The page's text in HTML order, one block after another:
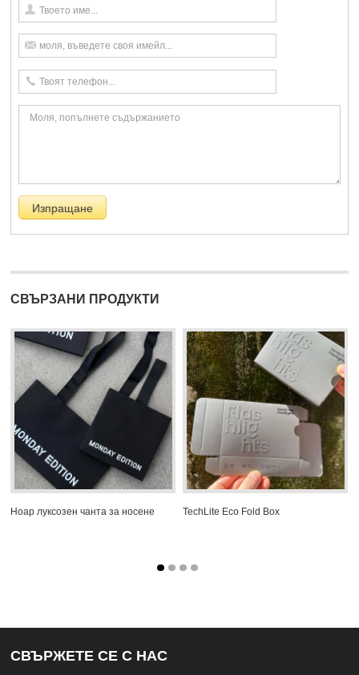
СВЪРЗАНИ ПРОДУКТИ
Ноар луксозен чанта за носене TechLite Eco Fold Box
СВЪРЖЕТЕ СЕ С НАС